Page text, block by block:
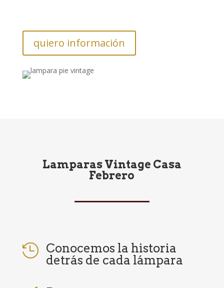
quiero información
Lamparas Vintage Casa
Febrero
 Conocemos la historia
detrás de cada lámpara